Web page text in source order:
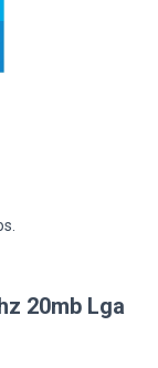
20mb Lga